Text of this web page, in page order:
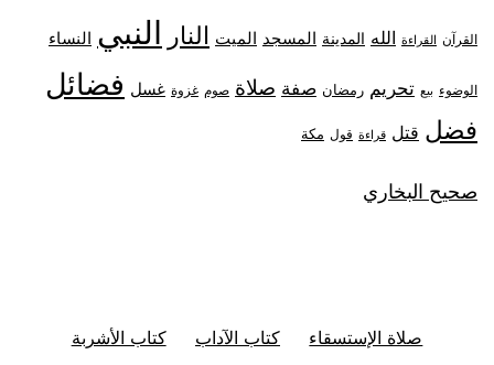
القرآن القراءة الله المدينة المسجد الميت النار النبي النساء
الوضوء بيع تحريم رمضان صفة صلاة صوم غزوة غسل فضائل
فضل قتل قراءة قول مكة
صحيح البخاري
صلاة الإستسقاء كتاب الآداب كتاب الأشربة